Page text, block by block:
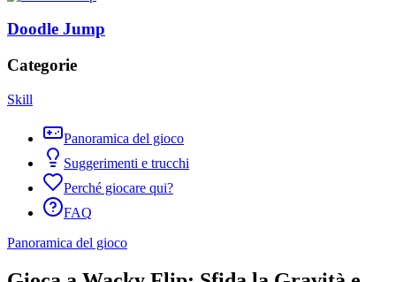
Doodle Jump
Categorie
Skill
Panoramica del gioco
Suggerimenti e trucchi
Perché giocare qui?
FAQ
Panoramica del gioco